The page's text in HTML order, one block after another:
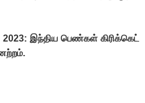
2023: இந்திய பெண்கள் கிரிக்கெட்